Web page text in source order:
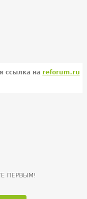
ссылка на reforum.ru
ПЕРВЫМ!